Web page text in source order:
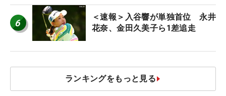
6
＜速報＞入谷響が単独首位 永井
花奈、金田久美子ら1差追走
ランキングをもっと見る